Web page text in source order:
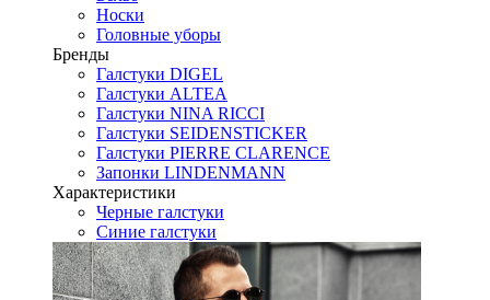
Носки
Головные уборы
Бренды
Галстуки DIGEL
Галстуки ALTEA
Галстуки NINA RICCI
Галстуки SEIDENSTICKER
Галстуки PIERRE CLARENCE
Запонки LINDENMANN
Характеристики
Черные галстуки
Синие галстуки